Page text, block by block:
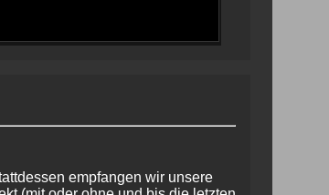
empfangen wir unsere